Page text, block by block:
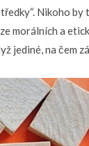
Nikoho
morálních a
jediné, na